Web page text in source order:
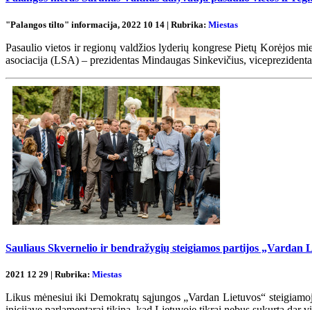
"Palangos tilto" informacija, 2022 10 14 | Rubrika: Miestas
Pasaulio vietos ir regionų valdžios lyderių kongrese Pietų Korėjos
asociacija (LSA) – prezidentas Mindaugas Sinkevičius,
Sauliaus Skvernelio ir bendražygių steigiamos partijos „Vardan
2021 12 29 | Rubrika: Miestas
Likus mėnesiui iki Demokratų sąjungos „Vardan Lietuvos“